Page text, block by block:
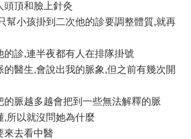
頭頂和臉上針灸
幫小孩掛到二次他的診要調整體質,就再
的診,連半夜都有人在排隊掛號
的醫生,會說出我的脈象,但之前有幾次開
的脈越多越會把到一些無法解釋的脈
,所以就沒問她為什麼
來去看中醫